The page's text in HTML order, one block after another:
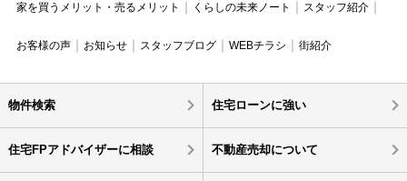
家を買うメリット・売るメリット くらしの未来ノート スタッフ紹介
お客様の声 お知らせ スタッフブログ WEBチラシ 街紹介
物件検索 住宅ローンに強い
住宅FPアドバイザーに相談 不動産売却について